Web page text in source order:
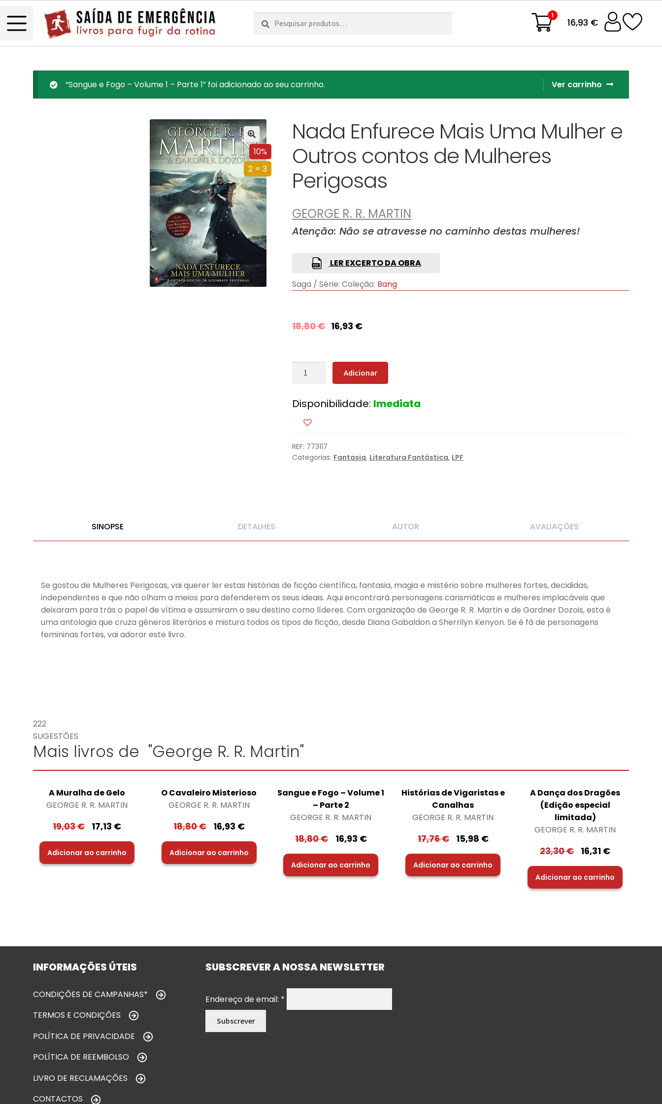
Pesquisar
por:
Pesquisa 1
16,93 €
Ver carrinho
“Sangue e Fogo – Volume 1 – Parte 1” foi adicionado ao seu carrinho.
10%
2 = 3
Nada Enfurece Mais Uma Mulher e
Outros contos de Mulheres
Perigosas
GEORGE R. R. MARTIN
Atenção: Não se atravesse no caminho destas mulheres!
LER EXCERTO DA OBRA
Saga / Série: Coleção: Bang
18,80€ 16,93 €
Quantidade
Enfurece
Mais
Uma
Mulher
e
Adicionar
Disponibilidade: Imediata
REF: 773117
Categorias: Fantasia, Literatura Fantástica, LPF
SINOPSE DETALHES AUTOR AVALIAÇÕES
Se gostou de Mulheres Perigosas, vai querer ler estas histórias de ficção científica, fantasia, magia e mistério sobre mulheres fortes, decididas,
independentes e que não olham a meios para defenderem os seus ideais. Aqui encontrará personagens carismáticas e mulheres implacáveis que
deixaram para trás o papel de vítima e assumiram o seu destino como líderes. Com organização de George R. R. Martin e de Gardner Dozois, esta é
uma antologia que cruza géneros literários e mistura todos os tipos de ficção, desde Diana Gabaldon a Sherrilyn Kenyon. Se é fã de personagens
femininas fortes, vai adorar este livro.
222
SUGESTÕES
Mais livros de "George R. R. Martin"
A Muralha de Gelo
GEORGE R. R. MARTIN
19,03€ 17,13 €
Adicionar ao carrinho
O Cavaleiro Misterioso
GEORGE R. R. MARTIN
18,80€ 16,93 €
Adicionar ao carrinho
Sangue e Fogo – Volume 1
– Parte 2
GEORGE R. R. MARTIN
18,80€ 16,93 €
Adicionar ao carrinho
Histórias de Vigaristas e
Canalhas
GEORGE R. R. MARTIN
17,76€ 15,98 €
Adicionar ao carrinho
A Dança dos Dragões
(Edição especial
limitada)
GEORGE R. R. MARTIN
23,30€ 16,31 €
Adicionar ao carrinho
INFORMAÇÕES ÚTEIS
CONDIÇÕES DE CAMPANHAS*
TERMOS E CONDIÇÕES
POLÍTICA DE PRIVACIDADE
POLÍTICA DE REEMBOLSO
LIVRO DE RECLAMAÇÕES
CONTACTOS
SUBSCREVER A NOSSA NEWSLETTER
Endereço de email: *